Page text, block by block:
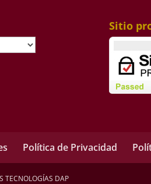
Sitio
Política de Privacidad
TECNOLOGÍAS DAP